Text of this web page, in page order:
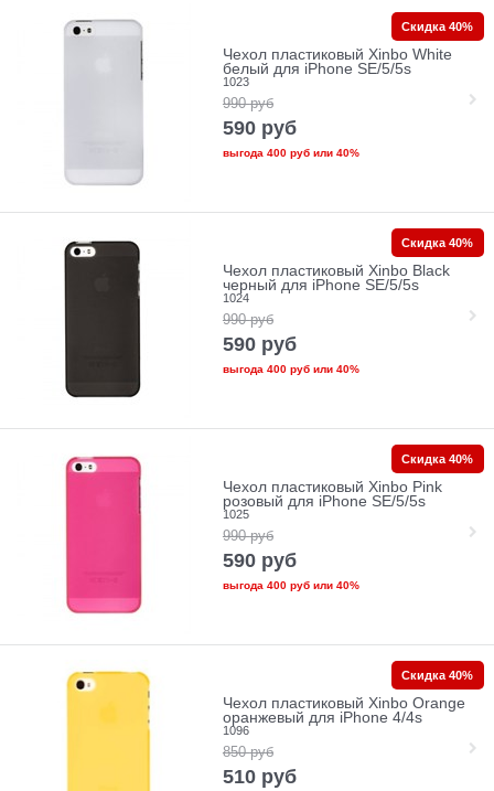
Чехол пластиковый Xinbo White
белый для iPhone SE/5/5s
1023
990 руб
590 руб
выгода 400 рубили 40%
Скидка 40%
Чехол пластиковый Xinbo Black
черный для iPhone SE/5/5s
1024
990 руб
590 руб
выгода 400 рубили 40%
Скидка 40%
Чехол пластиковый Xinbo Pink
розовый для iPhone SE/5/5s
1025
990 руб
590 руб
выгода 400 рубили 40%
Скидка 40%
Чехол пластиковый Xinbo Orange
оранжевый для iPhone 4/4s
1096
850 руб
510 руб
Скидка 40%